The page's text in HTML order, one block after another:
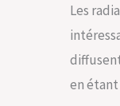
Les
en